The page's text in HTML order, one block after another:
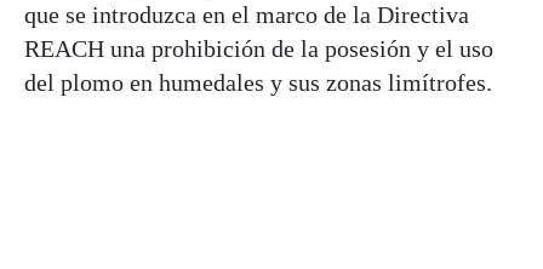
que se introduzca en el marco de la Directiva
REACH una prohibición de la posesión y el uso
del plomo en humedales y sus zonas limítrofes.